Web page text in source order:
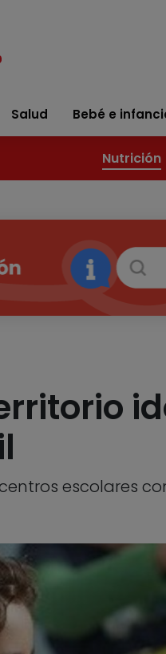
Salud Bebé e
Nutrición
escolares